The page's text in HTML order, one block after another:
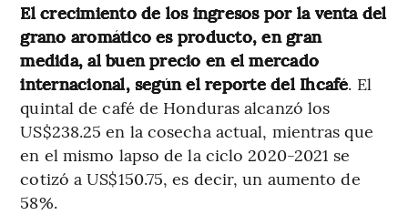
El crecimiento de los ingresos por la venta del
grano aromático es producto, en gran
medida, al buen precio en el mercado
internacional, según el reporte del Ihcafé. El
quintal de café de Honduras alcanzó los
US$238.25 en la cosecha actual, mientras que
en el mismo lapso de la ciclo 2020-2021 se
cotizó a US$150.75, es decir, un aumento de
58%.